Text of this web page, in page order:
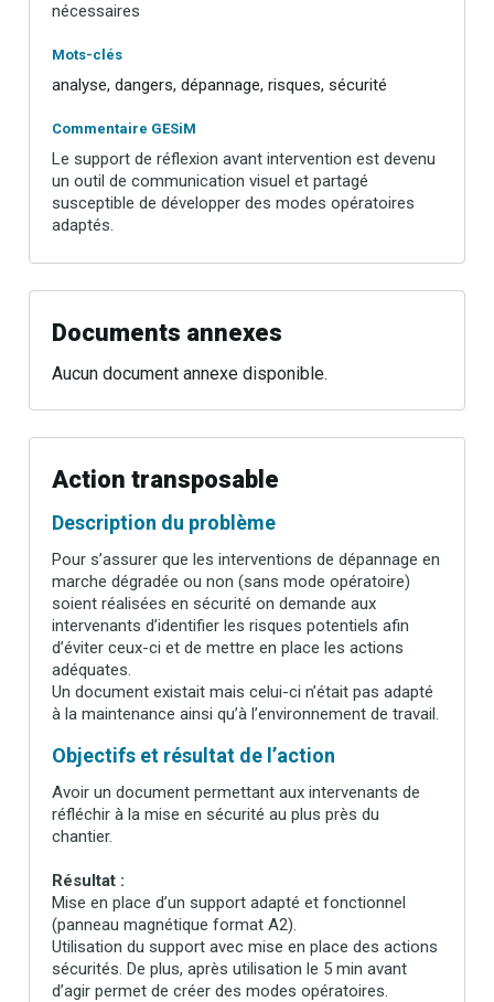
nécessaires
Mots-clés
analyse, dangers, dépannage, risques, sécurité
Commentaire GESiM
Le support de réflexion avant intervention est devenu
un outil de communication visuel et partagé
susceptible de développer des modes opératoires
adaptés.
Documents annexes
Aucun document annexe disponible.
Action transposable
Description du problème
Pour s’assurer que les interventions de dépannage en
marche dégradée ou non (sans mode opératoire)
soient réalisées en sécurité on demande aux
intervenants d’identifier les risques potentiels afin
d’éviter ceux-ci et de mettre en place les actions
adéquates.
Un document existait mais celui-ci n’était pas adapté
à la maintenance ainsi qu’à l’environnement de travail.
Objectifs et résultat de l’action
Avoir un document permettant aux intervenants de
réfléchir à la mise en sécurité au plus près du
chantier.
Résultat :
Mise en place d’un support adapté et fonctionnel
(panneau magnétique format A2).
Utilisation du support avec mise en place des actions
sécurités. De plus, après utilisation le 5 min avant
d’agir permet de créer des modes opératoires.